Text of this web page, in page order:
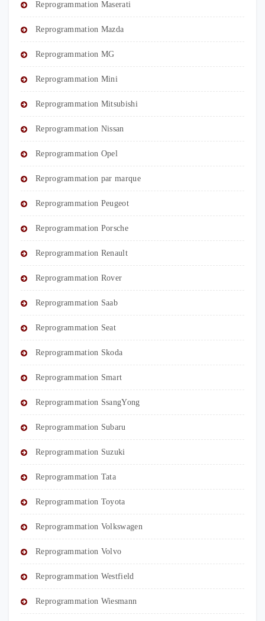
Reprogrammation Maserati
Reprogrammation Mazda
Reprogrammation MG
Reprogrammation Mini
Reprogrammation Mitsubishi
Reprogrammation Nissan
Reprogrammation Opel
Reprogrammation par marque
Reprogrammation Peugeot
Reprogrammation Porsche
Reprogrammation Renault
Reprogrammation Rover
Reprogrammation Saab
Reprogrammation Seat
Reprogrammation Skoda
Reprogrammation Smart
Reprogrammation SsangYong
Reprogrammation Subaru
Reprogrammation Suzuki
Reprogrammation Tata
Reprogrammation Toyota
Reprogrammation Volkswagen
Reprogrammation Volvo
Reprogrammation Westfield
Reprogrammation Wiesmann